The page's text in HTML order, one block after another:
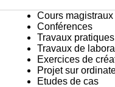
Cours magistraux
Conférences
Travaux pratiques
Travaux de
Exercices de
Projet sur
Etudes de cas